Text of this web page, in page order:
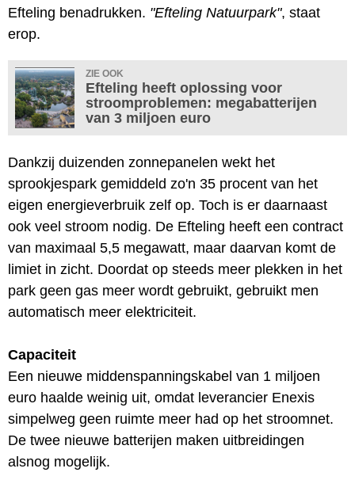
Efteling benadrukken. "Efteling Natuurpark", staat
erop.
ZIE OOK
Efteling heeft oplossing voor
stroomproblemen: megabatterijen
van 3 miljoen euro
Dankzij duizenden zonnepanelen wekt het
sprookjespark gemiddeld zo'n 35 procent van het
eigen energieverbruik zelf op. Toch is er daarnaast
ook veel stroom nodig. De Efteling heeft een contract
van maximaal 5,5 megawatt, maar daarvan komt de
limiet in zicht. Doordat op steeds meer plekken in het
park geen gas meer wordt gebruikt, gebruikt men
automatisch meer elektriciteit.
Capaciteit
Een nieuwe middenspanningskabel van 1 miljoen
euro haalde weinig uit, omdat leverancier Enexis
simpelweg geen ruimte meer had op het stroomnet.
De twee nieuwe batterijen maken uitbreidingen
alsnog mogelijk.